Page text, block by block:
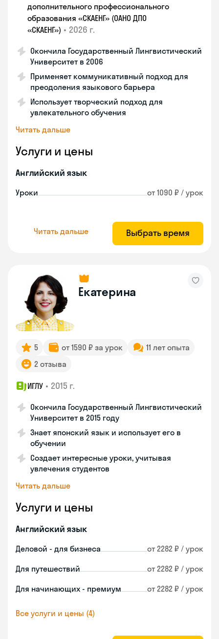
дополнительного профессионального
образования «СКАЕНГ» (ОАНО ДПО
«СКАЕНГ») • 2026 г.
Окончила Государственный Лингвистический
Университет в 2006
Применяет коммуникативный подход для
преодоления языкового барьера
Использует творческий подход для
увлекательного обучения
Читать дальше
Услуги и цены
Английский язык
Уроки от 1090 ₽ / урок
Читать дальше Выбрать время
Екатерина
5 от 1590 ₽ за урок
11 лет опыта
2 отзыва
ИГЛУ • 2015 г.
Окончила Государственный Лингвистический
Университет в 2015 году
Знает японский язык и использует его в
обучении
Создает интересные уроки, учитывая
увлечения студентов
Читать дальше
Услуги и цены
Английский язык
Деловой - для бизнеса от 2282 ₽ / урок
Для путешествий от 2282 ₽ / урок
Для начинающих - премиум от 2282 ₽ / урок
Все услуги и цены (4)